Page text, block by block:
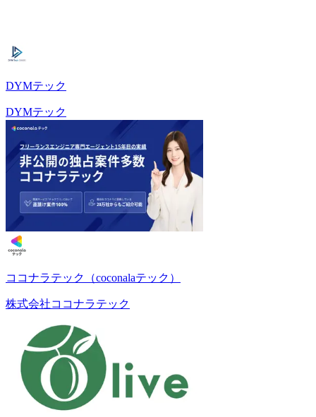
DYMテック
DYMテック
ココナラテック（coconalaテック）
株式会社ココナラテック